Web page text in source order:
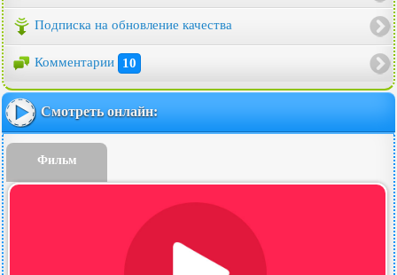
Подписка на обновление качества
Комментарии 10
Смотреть онлайн:
Фильм